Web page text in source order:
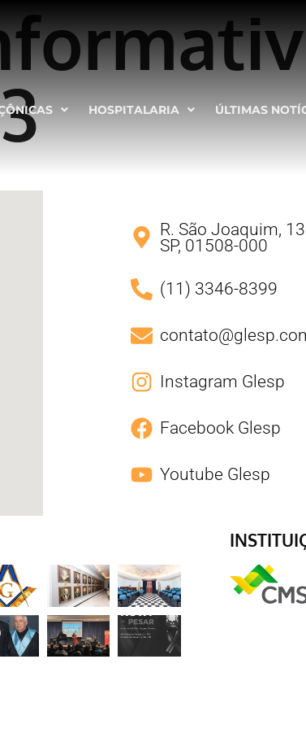
HOSPITALARIA ÚLTIMAS
R. São Joaquim,
SP, 01508-000
(11) 3346-8399
Instagram Glesp
Facebook Glesp
Youtube Glesp